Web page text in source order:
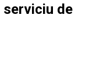
serviciu de